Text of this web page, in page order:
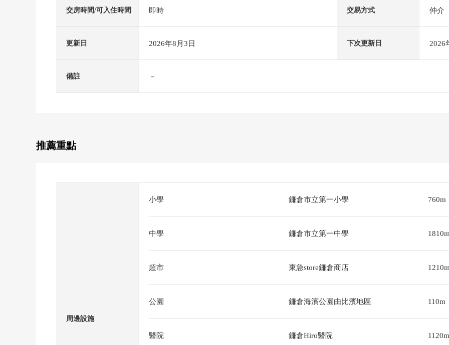
交房時間/可入住時間 即時 交易方式 仲介
更新日 2026年8月3日 下次更新日 2026
備註 －
推薦重點
周邊設施
小學 鐮倉市立第一小學 760m
中學 鐮倉市立第一中學
超市 東急store鐮倉商店
公園 鐮倉海濱公園由比濱地區 110m
醫院 鐮倉Hiro醫院 1120m